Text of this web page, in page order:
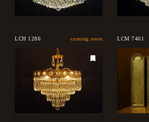
LCH 1286 coming soon LCM 7461